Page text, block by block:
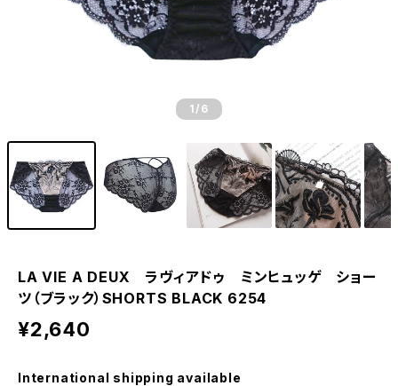
1 /6
LA VIE A DEUX ラヴィアドゥ ミンヒュッゲ ショー
ツ（ブラック）SHORTS BLACK 6254
¥2,640
International shipping available